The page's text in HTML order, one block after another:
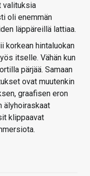
valituksia
oli enemmän
läppäreillä lattiaa.
korkean hintaluokan
itselle. Vähän kun
pärjää. Samaan
ovat muutenkin
graafisen eron
älyhoiraskaat
klippaavat